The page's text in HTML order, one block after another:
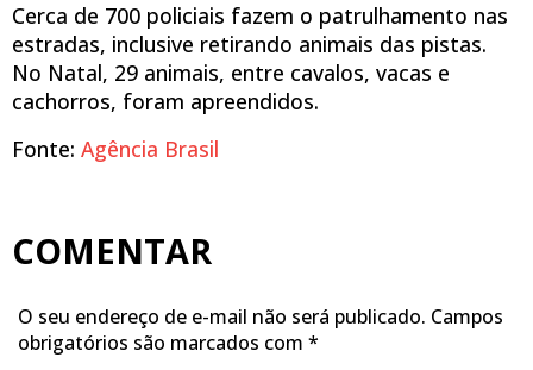
Cerca de 700 policiais fazem o patrulhamento nas
estradas, inclusive retirando animais das pistas.
No Natal, 29 animais, entre cavalos, vacas e
cachorros, foram apreendidos.
Fonte: Agência Brasil
COMENTAR
O seu endereço de e-mail não será publicado. Campos
obrigatórios são marcados com *